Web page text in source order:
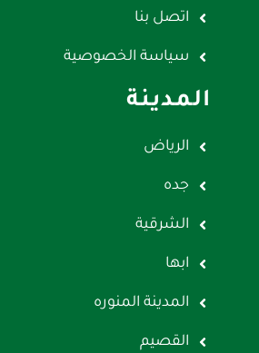
اتصل بنا
سياسة الخصوصية
المدينة
الرياض
جده
الشرقية
ابها
المدينة المنوره
القصيم